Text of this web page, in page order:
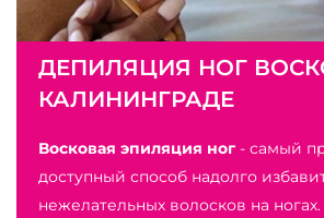
ДЕПИЛЯЦИЯ НОГ
КАЛИНИНГРАДЕ
Восковая эпиляция ног - самый
доступный способ надолго
нежелательных волосков на ногах.